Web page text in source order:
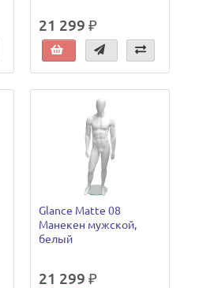
21 299 ₽
Glance Matte 08
Манекен мужской,
белый
21 299 ₽